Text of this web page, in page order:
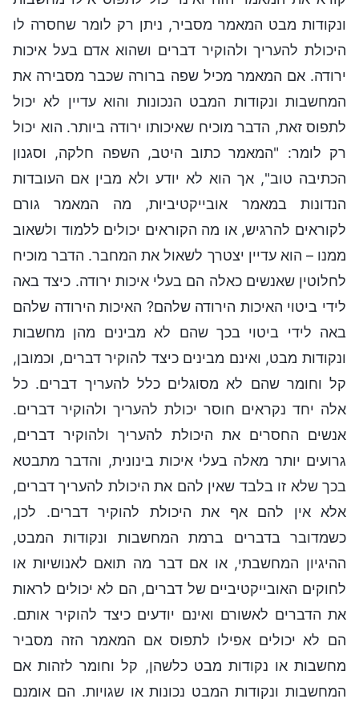
ונקודות מבט המאמר מסביר, ניתן רק לומר שחסרה לו
היכולת להעריך ולהוקיר דברים ושהוא אדם בעל איכות
ירודה. אם המאמר מכיל שפה ברורה שכבר מסבירה את
המחשבות ונקודות המבט הנכונות והוא עדיין לא יכול
לתפוס זאת, הדבר מוכיח שאיכותו ירודה ביותר. הוא יכול
רק לומר: "המאמר כתוב היטב, השפה חלקה, וסגנון
הכתיבה טוב", אך הוא לא יודע ולא מבין אם העובדות
הנדונות במאמר אובייקטיביות, מה המאמר גורם
לקוראים להרגיש, או מה הקוראים יכולים ללמוד ולשאוב
ממנו – הוא עדיין יצטרך לשאול את המחבר. הדבר מוכיח
לחלוטין שאנשים כאלה הם בעלי איכות ירודה. כיצד באה
לידי ביטוי האיכות הירודה שלהם? האיכות הירודה שלהם
באה לידי ביטוי בכך שהם לא מבינים מהן מחשבות
ונקודות מבט, ואינם מבינים כיצד להוקיר דברים, וכמובן,
קל וחומר שהם לא מסוגלים כלל להעריך דברים. כל
אלה יחד נקראים חוסר יכולת להעריך ולהוקיר דברים.
אנשים החסרים את היכולת להעריך ולהוקיר דברים,
גרועים יותר מאלה בעלי איכות בינונית, והדבר מתבטא
בכך שלא זו בלבד שאין להם את היכולת להעריך דברים,
אלא אין להם אף את היכולת להוקיר דברים. לכן,
כשמדובר בדברים ברמת המחשבות ונקודות המבט,
ההיגיון המחשבתי, או אם דבר מה תואם לאנושיות או
לחוקים האובייקטיביים של דברים, הם לא יכולים לראות
את הדברים לאשורם ואינם יודעים כיצד להוקיר אותם.
הם לא יכולים אפילו לתפוס אם המאמר הזה מסביר
מחשבות או נקודות מבט כלשהן, קל וחומר לזהות אם
המחשבות ונקודות המבט נכונות או שגויות. הם אומנם